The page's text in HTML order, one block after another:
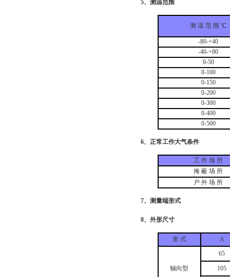
5、测温范围
测 温 范 围 ℃
-80-+40
-40-+80
0-50
0-100
0-150
0-200
0-300
0-400
0-500
6、正常工作大气条件
工 作 场 所
掩 蔽 场 所
户 外 场 所
7、测量端形式
8、外形尺寸
形 式 A
轴向型
65
105